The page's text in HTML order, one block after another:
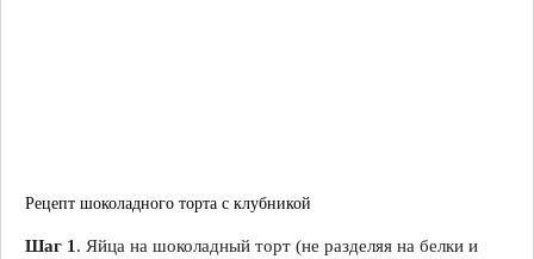
Рецепт шоколадного торта с клубникой
Шаг 1. Яйца на шоколадный торт (не разделяя на белки и